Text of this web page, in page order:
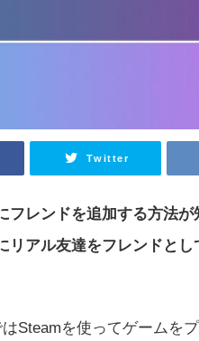
Twitter
フレンドを追加する方法が
リアル友達をフレンドと
Steamを使ってゲームを